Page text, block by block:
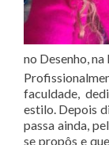
no Desenho,
faculdade,
estilo. Depois
passa ainda,
se propôs e